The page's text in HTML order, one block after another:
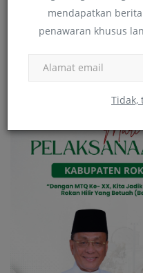
mendapatkan
penawaran khusus
Tidak,